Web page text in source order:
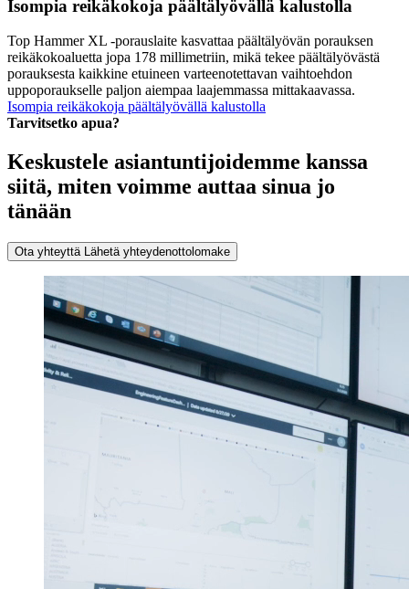
Isompia reikäkokoja päältälyövällä kalustolla
Top Hammer XL -porauslaite kasvattaa päältälyövän porauksen
reikäkokoaluetta jopa 178 millimetriin, mikä tekee päältälyövästä
porauksesta kaikkine etuineen varteenotettavan vaihtoehdon
uppoporaukselle paljon aiempaa laajemmassa mittakaavassa.
Isompia reikäkokoja päältälyövällä kalustolla
Tarvitsetko apua?
Keskustele asiantuntijoidemme kanssa
siitä, miten voimme auttaa sinua jo
tänään
Ota yhteyttä Lähetä yhteydenottolomake